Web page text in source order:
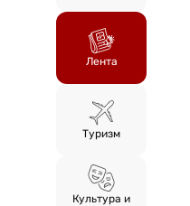
Лента
Туризм
Культура и